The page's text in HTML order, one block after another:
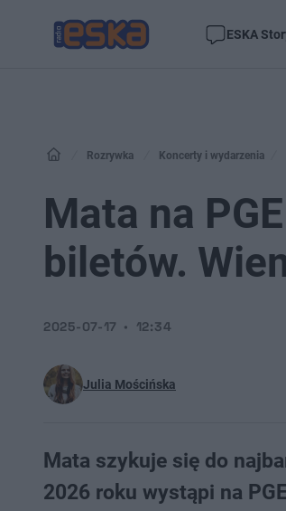
ESKA
Rozrywka Koncerty i wydarzenia
Mata na
biletów.
Julia Mościńska
2025-07-17 12:34
Mata szykuje się do
2026 roku wystąpi na